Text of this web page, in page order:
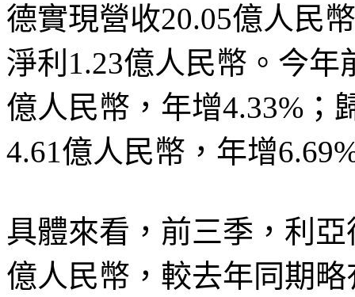
德實現營收20.05億人民
淨利1.23億人民幣。今年
億人民幣，年增4.33%；
4.61億人民幣，年增
具體來看，前三季，利
億人民幣，較去年同期